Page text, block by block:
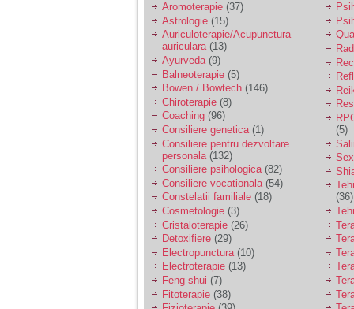
Sunt casatorita, am
31 de ani si un copil in
varsta de 2 ani care
mi-e lumina ochilor.
De ceva timp simt ca
mi s-a adunat
oboseala, o oboseala
cronica de care nu pot
scapa si simt ca din
cauza ei nu pot
controla nervii si
cateodata are copilul
de suferit.
Am o bariera peste
care nu pot trece:
prietena mea a ramas
insarcinata cu o fata.
Am fost de comun
acord sa facem un
copil, cu gandul ca e
baiat.
Aromoterapie (37)
Astrologie (15)
Auriculoterapie/Acupunctura
auriculara(13)
Ayurveda(9)
Balneoterapie (5)
Bowen / Bowtech (146)
Chiroterapie (8)
Coaching (96)
Consiliere genetica(1)
Consiliere pentru dezvoltare
personala (132)
Consiliere psihologica(82)
Consiliere vocationala (54)
Constelatii familiale (18)
Cosmetologie (3)
Cristaloterapie (26)
Detoxifiere (29)
Electropunctura (10)
Electroterapie (13)
Feng shui (7)
Fitoterapie (38)
(5)
(36)